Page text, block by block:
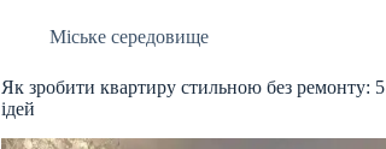
Міське середовище
Як зробити квартиру стильною без ремонту: 5
ідей